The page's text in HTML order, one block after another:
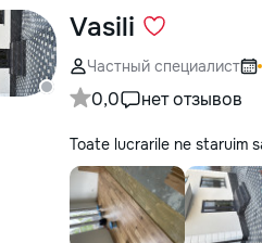
Vasili
Частный специалист
0,0 нет отзывов
Toate lucrarile ne staruim